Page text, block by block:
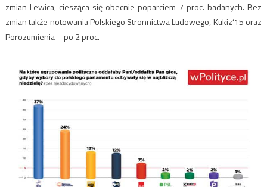
zmian Lewica, ciesząca się obecnie poparciem 7 proc. badanych. Bez
zmian także notowania Polskiego Stronnictwa Ludowego, Kukiz‘15 oraz
Porozumienia – po 2 proc.